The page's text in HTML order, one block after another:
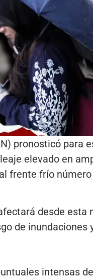
pronosticó para
elevado en
frente frío
desde esta
de inundaciones
intensas